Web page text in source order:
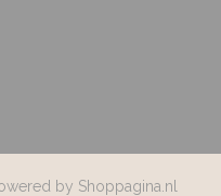
by Shoppagina.nl